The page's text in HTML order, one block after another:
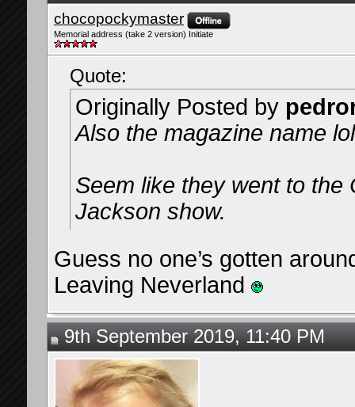
chocopockymaster
Memorial address (take 2 version) Initiate
Quote:
Originally Posted by
Also the magazine name lol
Seem like they went to the
Jackson show.
Guess no one’s gotten
Leaving Neverland
9th September 2019, 11:40 PM